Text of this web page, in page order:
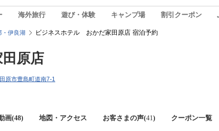
海外旅行 遊び・体験 キャンプ場 割引クーポン
・伊良湖 ビジネスホテル おかだ家田原店 宿泊予約
原店
原市豊島町道南7-1
画(48) 地図・アクセス お客さまの声(41) クーポン一覧